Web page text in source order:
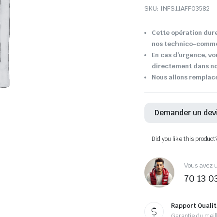
SKU: INFS11AFF03582
Cette opération
nos technico-
En cas d’urgence,
directement dans
Nous allons
Demander un
Did you like this
Vous avez
70 13
Rapport